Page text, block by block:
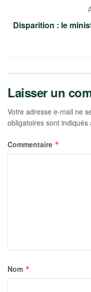
Disparition : le
Laisser un
Votre adresse e-mail ne
obligatoires sont indiqués
Commentaire *
Nom *